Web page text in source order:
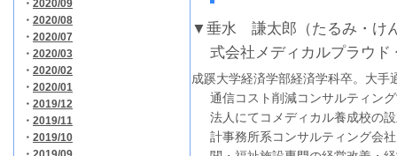
・ 2020/09
・ 2020/08
・ 2020/07
・ 2020/03
・ 2020/02
・ 2020/01
・ 2019/12
・ 2019/11
・ 2019/10
▼垂水 謙太郎（たるみ・け
式会社メディカルプラウド
成蹊大学経済学部経済学科卒。大手
通信コスト削減コンサルティン
法人にてコメディカル養成校の
計事務所系コンサルティング会